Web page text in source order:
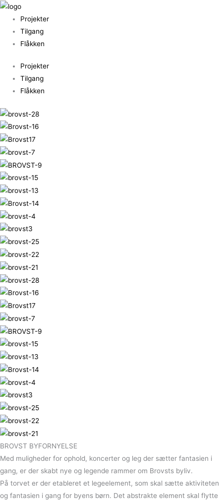
Gå
indholdet
Projekter
Tilgang
Flåkken
Projekter
Tilgang
Flåkken
BROVST BYFORNYELSE
Med muligheder for ophold, koncerter og leg der sætter fantasien i
gang, er der skabt nye og legende rammer om Brovsts byliv.
På torvet er der etableret et legeelement, som skal sætte aktiviteten
og fantasien i gang for byens børn. Det abstrakte element skal flytte